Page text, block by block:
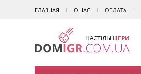
ГЛАВНАЯ О НАС ОПЛАТА
НАСТІЛЬНІІГРИ